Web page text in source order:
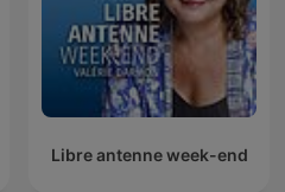
Libre antenne week-end